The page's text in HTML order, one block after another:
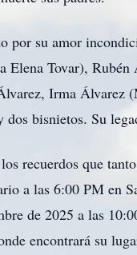
por su amor
Elena Tovar),
Irma Álvarez
dos bisnietos. Su
recuerdos que
a las 6:00 PM en
de 2025 a las
encontrará su